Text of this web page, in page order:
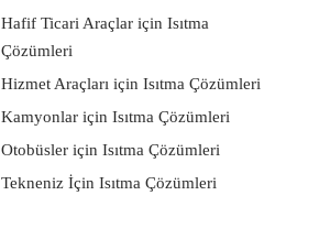
Hafif Ticari Araçlar için Isıtma
Çözümleri
Hizmet Araçları için Isıtma Çözümleri
Kamyonlar için Isıtma Çözümleri
Otobüsler için Isıtma Çözümleri
Tekneniz İçin Isıtma Çözümleri